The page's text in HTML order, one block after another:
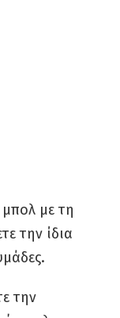
με τη
την ίδια
την